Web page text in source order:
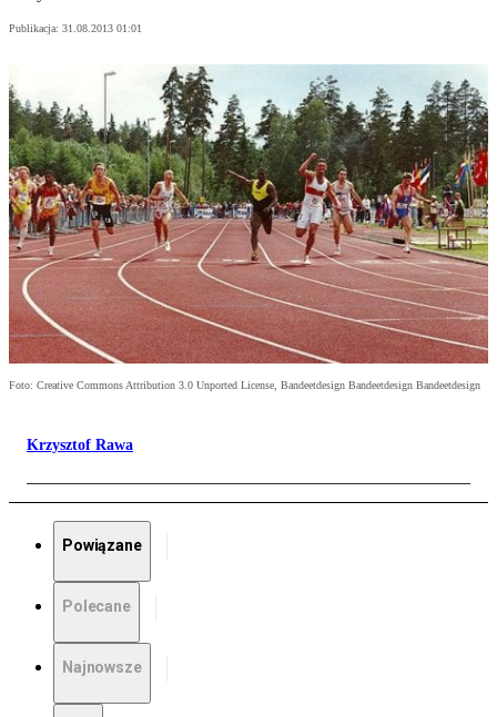
Publikacja: 31.08.2013 01:01
Foto: Creative Commons Attribution 3.0 Unported License, Bandeetdesign Bandeetdesign Bandeetdesign
Krzysztof Rawa
Powiązane
Polecane
Najnowsze